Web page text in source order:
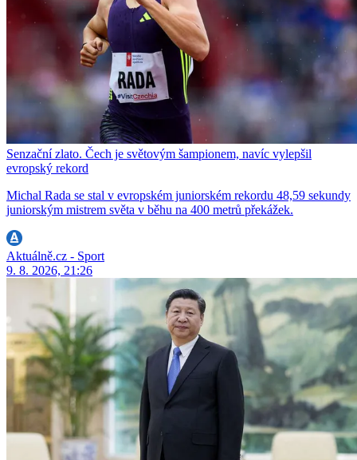
Senzační zlato. Čech je světovým šampionem, navíc vylepšil
evropský rekord
Michal Rada se stal v evropském juniorském rekordu 48,59 sekundy
juniorským mistrem světa v běhu na 400 metrů překážek.
Aktuálně.cz - Sport
9. 8. 2026, 21:26